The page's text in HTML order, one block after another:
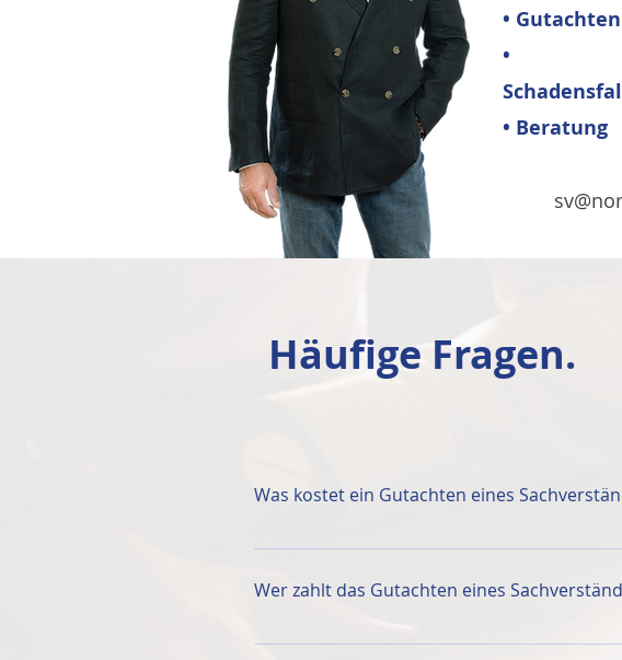
Häufige Fragen.
Was kostet ein Gutachten eines
Gerichtsgutachten werden nach § 9 JVEG
Sachgebiet zugeordnet. Metallbauarbeiten
Wer zahlt das Gutachten eines
Immer der Besteller! Bei
• Gutachten
•
• Beratung